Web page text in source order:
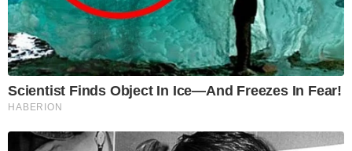
Scientist Finds Object In Ice—And Freezes In Fear!
HABERION